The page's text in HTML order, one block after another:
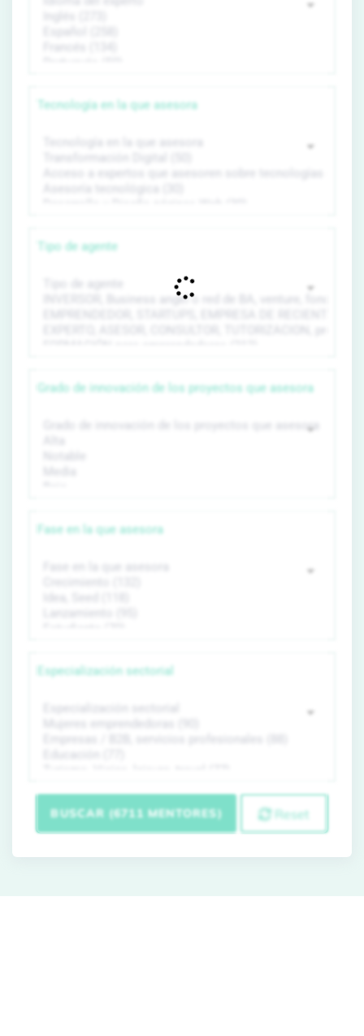
Tecnología en la que asesora
Tipo de agente
Grado de innovación de los proyectos que asesora
Fase en la que asesora
Especialización sectorial
BUSCAR (6711 MENTORES) Reset